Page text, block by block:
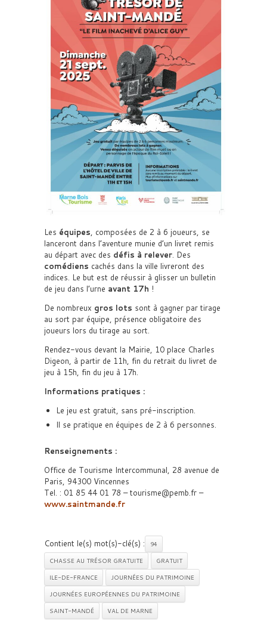
Les équipes, composées de 2 à 6 joueurs, se
lanceront dans l’aventure munie d’un livret remis
au départ avec des défis à relever. Des
comédiens cachés dans la ville livreront des
indices. Le but est de réussir à glisser un bulletin
de jeu dans l’urne avant 17h !
De nombreux gros lots sont à gagner par tirage
au sort par équipe, présence obligatoire des
joueurs lors du tirage au sort.
Rendez-vous devant la Mairie, 10 place Charles
Digeon, à partir de 11h, fin du retrait du livret de
jeu à 15h, fin du jeu à 17h.
Informations pratiques :
Le jeu est gratuit, sans pré-inscription.
Il se pratique en équipes de 2 à 6 personnes.
Renseignements :
Office de Tourisme Intercommunal, 28 avenue de
Paris, 94300 Vincennes
Tel. : 01 85 44 01 78 – tourisme@pemb.fr –
www.saintmande.fr
Contient le(s) mot(s)-clé(s) :
94
CHASSE AU TRÉSOR GRATUITE
GRATUIT
ILE-DE-FRANCE
JOURNÉES DU PATRIMOINE
JOURNÉES EUROPÉENNES DU PATRIMOINE
SAINT-MANDÉ
VAL DE MARNE